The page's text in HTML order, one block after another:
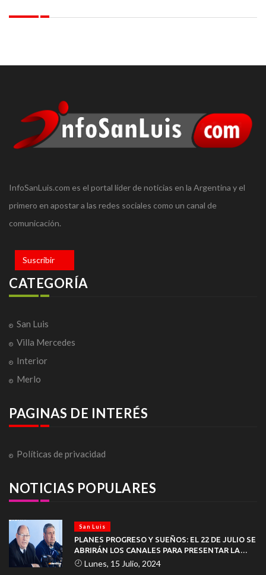
InfoSanLuis.com es el portal líder de noticias en la Argentina y el
primero en apostar a las redes sociales como un canal de
comunicación.
Suscribir
CATEGORÍA
San Luis
Villa Mercedes
Interior
Merlo
PAGINAS DE INTERÉS
Políticas de privacidad
NOTICIAS POPULARES
San Luis
PLANES PROGRESO Y SUEÑOS: EL 22 DE JULIO SE
ABRIRÁN LOS CANALES PARA PRESENTAR LA
DOCUMENTACIÓN
Lunes, 15 Julio, 2024